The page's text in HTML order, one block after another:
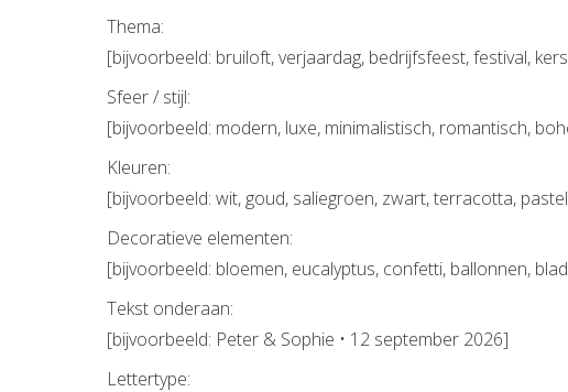
Thema:
[bijvoorbeeld: bruiloft, verjaardag, bedrijfsfeest, festival,
Sfeer / stijl:
[bijvoorbeeld: modern, luxe, minimalistisch, romantisch,
Kleuren:
[bijvoorbeeld: wit, goud, saliegroen, zwart, terracotta,
Decoratieve elementen:
[bijvoorbeeld: bloemen, eucalyptus, confetti, ballonnen,
Tekst onderaan:
[bijvoorbeeld: Peter & Sophie • 12 september 2026]
Lettertype: